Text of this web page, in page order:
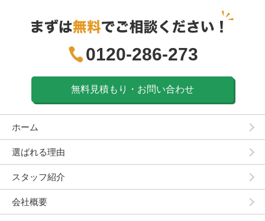
0120-286-273
無料見積もり・お問い合わせ
ホーム
選ばれる理由
スタッフ紹介
会社概要